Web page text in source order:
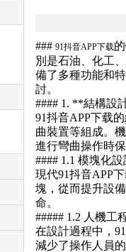
### 91抖音APP下载
別是石油、化工
備了多種功能和
討。
#### 1. **結構設
91抖音APP下载
曲裝置等組成。
進行彎曲操作時
#### 1.1 模塊化設
現代91抖音APP
塊，從而提升設
命。
##### 1.2 人機工
在設計過程中，
減少了操作人員